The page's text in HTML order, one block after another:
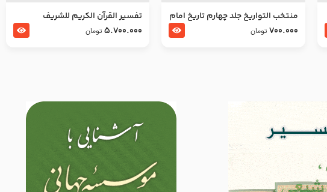
منتخب التواریخ جلد چهارم تاریخ امام
زین العابدین و امام محمد باقر
700.000 تومان
تفسير القرآن الكريم للشريف
المرتضي قدس سرّه
5.700.000 تومان